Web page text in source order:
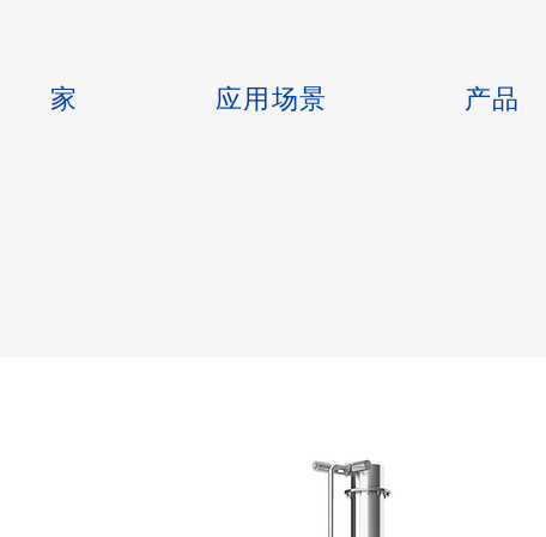
家 应用场景 产品